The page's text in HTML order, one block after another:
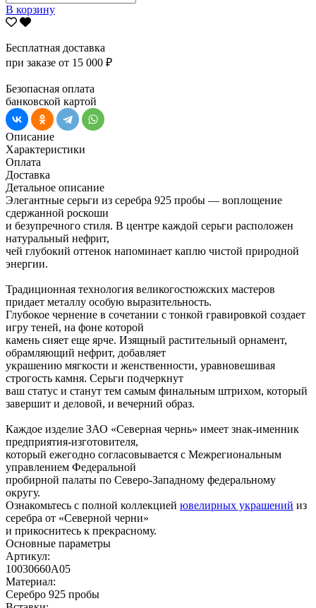
В корзину
Бесплатная доставка
при заказе от 15 000 ₽
Безопасная оплата
банковской картой
Описание
Характеристики
Оплата
Доставка
Детальное описание
Элегантные серьги из серебра 925 пробы — воплощение
сдержанной роскоши
и безупречного стиля. В центре каждой серьги расположен
натуральный нефрит,
чей глубокий оттенок напоминает каплю чистой природной
энергии.
Традиционная технология великогостюжских мастеров
придает металлу особую выразительность.
Глубокое чернение в сочетании с тонкой гравировкой создает
игру теней, на фоне которой
камень сияет еще ярче. Изящный растительный орнамент,
обрамляющий нефрит, добавляет
украшению мягкости и женственности, уравновешивая
строгость камня. Серьги подчеркнут
ваш статус и станут тем самым финальным штрихом, который
завершит и деловой, и вечерний образ.
Каждое изделие ЗАО «Северная чернь» имеет знак-именник
предприятия-изготовителя,
который ежегодно согласовывается с Межрегиональным
управлением Федеральной
пробирной палаты по Северо-Западному федеральному
округу.
Ознакомьтесь с полной коллекцией ювелирных украшений из
серебра от «Северной черни»
и прикоснитесь к прекрасному.
Основные параметры
Артикул:
10030660А05
Материал:
Серебро 925 пробы